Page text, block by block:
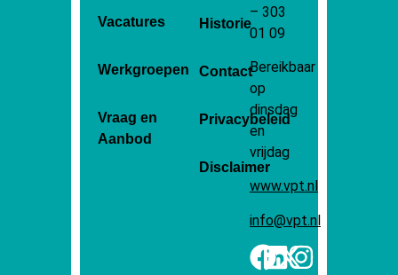
Vacatures
Werkgroepen
Vraag en
Aanbod
Historie
Contact
Privacybeleid
Disclaimer
– 303
01 09
Bereikbaar
op
dinsdag
en
vrijdag
www.vpt.nl
info@vpt.nl